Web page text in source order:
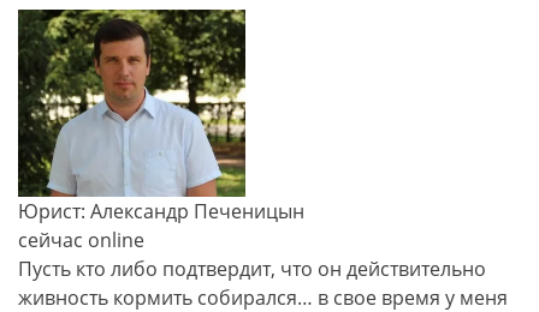
Юрист: Александр Печеницын
сейчас online
Пусть кто либо подтвердит, что он действительно
живность кормить собирался… в свое время у меня